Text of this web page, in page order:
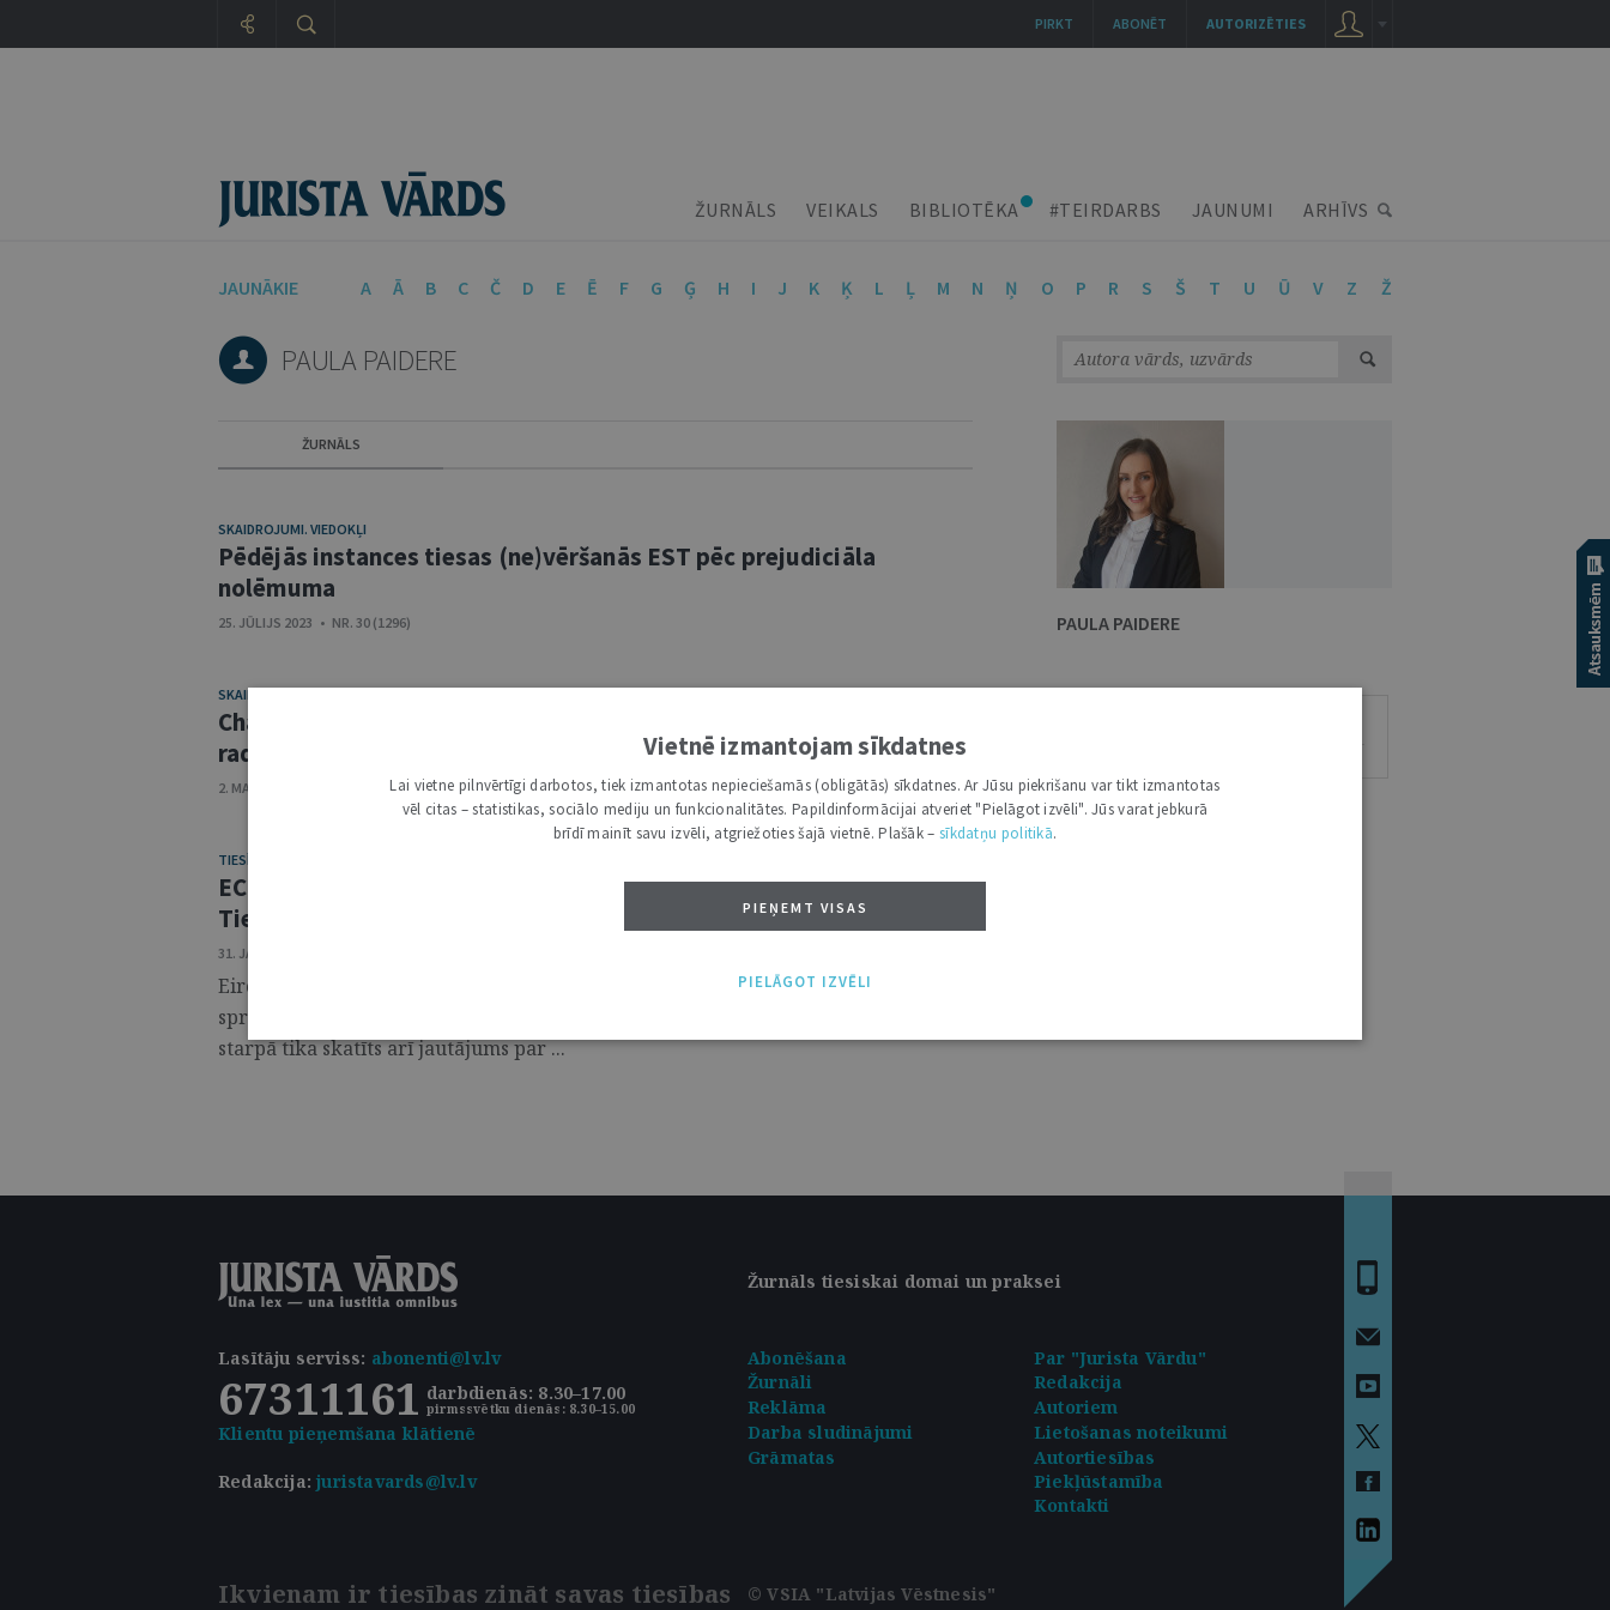
ŽURNĀLS VEIKALS BIBLIOTĒKA #TEIRDARBS JAUNUMI ARHĪVS
JAUNĀKIE A Ā B C Č D E Ē F G Ģ H I J K Ķ L Ļ M N Ņ O P R S Š T U Ū V Z Ž
PAULA PAIDERE
ŽURNĀLS
SKAIDROJUMI. VIEDOKĻI
Pēdējās instances tiesas (ne)vēršanās EST pēc prejudiciāla
nolēmuma
25. JŪLIJS 2023 • NR. 30 (1296)
SKAIDROJUMI. VIEDOKĻI
Chat GPT un autortiesības: vai autortiesības attiecas uz darbu, kas
radīts ar mākslīgā intelekta palīdzību
2. MAIJS 2023 • NR. 18/19 (1284/1285)
TIESĪBU PRAKSES KOMENTĀRI
ECT: nacionālajām tiesām jēgpilni jāņem vērā Eiropas Savienības
Tiesas judikatūra
31. JANVĀRIS 2023 • NR. 5 (1271)
Eiropas Cilvēktiesību tiesa (turpmāk – ECT) 2022. gada 8. novembrī pasludināja
spriedumu lietā "Moraru pret Rumāniju" (turpmāk – Spriedums).1 Šajā lietā cita
starpā tika skatīts arī jautājums par ...
PAULA PAIDERE
Žurnāls tiesiskai domai un praksei
Lasītāju serviss: abonenti@lv.lv
67311161 darbdienās: 8.30–17.00
pirmssvētku dienās: 8.30–15.00
Klientu pieņemšana klātienē
Abonēšana
Par "Jurista Vārdu"
Žurnāli
Redakcija
Reklāma
Autoriem
Darba sludinājumi
Lietošanas noteikumi
Redakcija:juristavards@lv.lv
Grāmatas
Autortiesības
Piekļūstamība
Kontakti
Ikvienam ir tiesības zināt savas tiesības © VSIA "Latvijas Vēstnesis"
AUTORIZĒTIES
ABONĒT
PIRKT
Vietnē izmantojam sīkdatnes
Lai vietne pilnvērtīgi darbotos, tiek izmantotas nepieciešamās (obligātās) sīkdatnes. Ar Jūsu piekrišanu var tikt izmantotas
vēl citas – statistikas, sociālo mediju un funkcionalitātes. Papildinformācijai atveriet "Pielāgot izvēli". Jūs varat jebkurā
brīdī mainīt savu izvēli, atgriežoties šajā vietnē. Plašāk – sīkdatņu politikā.
PIEŅEMT VISAS
PIELĀGOT IZVĒLI